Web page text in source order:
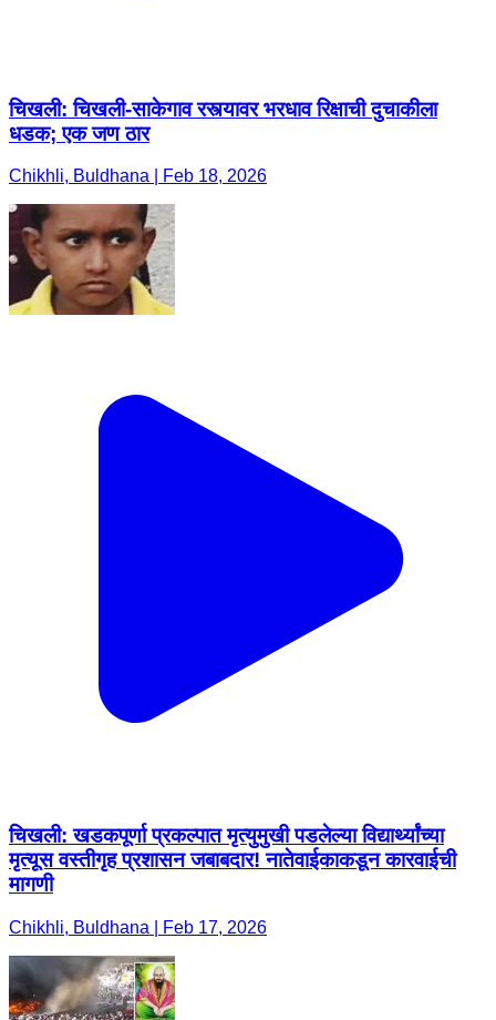
चिखली: चिखली-साकेगाव रस्त्यावर भरधाव रिक्षाची दुचाकीला
धडक; एक जण ठार
Chikhli, Buldhana | Feb 18, 2026
चिखली: खडकपूर्णा प्रकल्पात मृत्युमुखी पडलेल्या विद्यार्थ्यांच्या
मृत्यूस वस्तीगृह प्रशासन जबाबदार! नातेवाईकाकडून कारवाईची
मागणी
Chikhli, Buldhana | Feb 17, 2026